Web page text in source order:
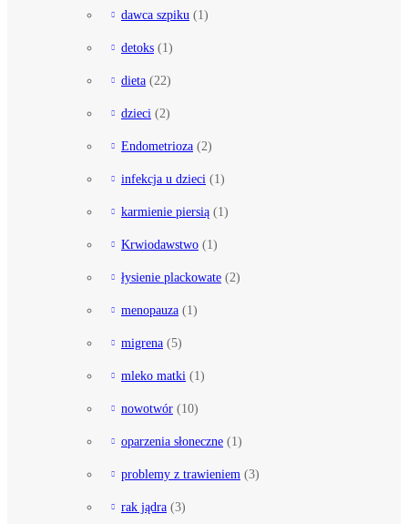
dawca szpiku (1)
detoks (1)
dieta (22)
dzieci (2)
Endometrioza (2)
infekcja u dzieci (1)
karmienie piersią (1)
Krwiodawstwo (1)
łysienie plackowate (2)
menopauza (1)
migrena (5)
mleko matki (1)
nowotwór (10)
oparzenia słoneczne (1)
problemy z trawieniem (3)
rak jądra (3)